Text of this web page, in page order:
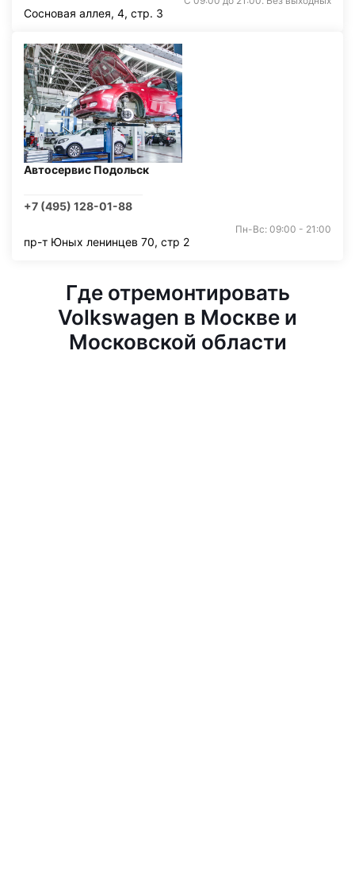
Сосновая аллея, 4, стр. 3
Автосервис Подольск
+7 (495) 128-01-88
Пн-Вс: 09:00 - 21:00
пр-т Юных ленинцев 70, стр 2
Где отремонтировать
Volkswagen в Москве и
Московской области